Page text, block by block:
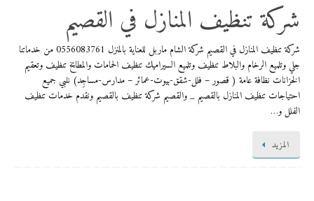
شركة تنظيف المنازل في القصيم
شركة تنظيف المنازل في القصيم شركة الشام ماربل للعناية بالمنزل 0556083761 من خدماتنا
جلي وتلميع الرخام والبلاط تنظيف وتلميع السيراميك تنظيف الحمامات والمطابخ تنظيف وتعقيم
الخزانات نظافة عامة ( قصور – فلل-شقق-بيوت-عمائر – مدارس-مساجِد) نلبي جميع
احتياجات تنظيف المنازل بالقصيم _ والقصيم شركة تنظيف بالقصيم ونقدم خدمات تنظيف
الفلل و…
المزيد